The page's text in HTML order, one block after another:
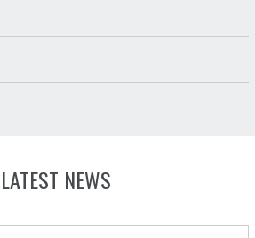
LATEST NEWS